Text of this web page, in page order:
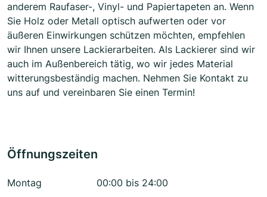
anderem Raufaser-, Vinyl- und Papiertapeten an. Wenn
Sie Holz oder Metall optisch aufwerten oder vor
äußeren Einwirkungen schützen möchten, empfehlen
wir Ihnen unsere Lackierarbeiten. Als Lackierer sind wir
auch im Außenbereich tätig, wo wir jedes Material
witterungsbeständig machen. Nehmen Sie Kontakt zu
uns auf und vereinbaren Sie einen Termin!
Öffnungszeiten
Montag
00:00 bis 24:00